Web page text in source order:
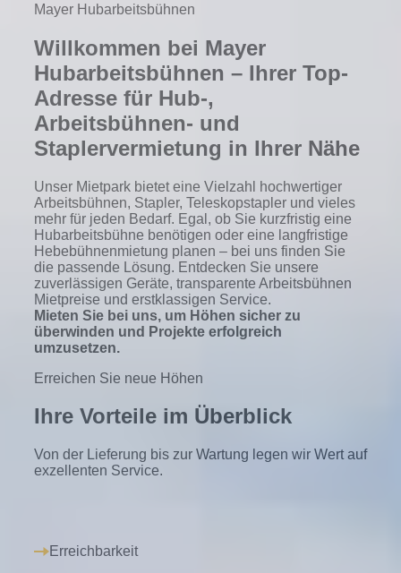
Mayer Hubarbeitsbühnen
Willkommen bei Mayer
Hubarbeitsbühnen – Ihrer Top-
Adresse für Hub-,
Arbeitsbühnen- und
Staplervermietung in Ihrer Nähe
Unser Mietpark bietet eine Vielzahl hochwertiger
Arbeitsbühnen, Stapler, Teleskopstapler und vieles
mehr für jeden Bedarf. Egal, ob Sie kurzfristig eine
Hubarbeitsbühne benötigen oder eine langfristige
Hebebühnenmietung planen – bei uns finden Sie
die passende Lösung. Entdecken Sie unsere
zuverlässigen Geräte, transparente Arbeitsbühnen
Mietpreise und erstklassigen Service.
Mieten Sie bei uns, um Höhen sicher zu
überwinden und Projekte erfolgreich
umzusetzen.
Erreichen Sie neue Höhen
Ihre Vorteile im Überblick
Von der Lieferung bis zur Wartung legen wir Wert auf
exzellenten Service.
Erreichbarkeit